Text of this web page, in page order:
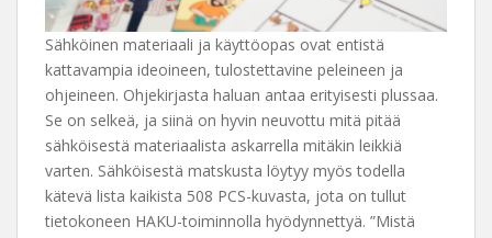
Sähköinen materiaali ja käyttöopas ovat entistä
kattavampia ideoineen, tulostettavine peleineen ja
ohjeineen. Ohjekirjasta haluan antaa erityisesti plussaa.
Se on selkeä, ja siinä on hyvin neuvottu mitä pitää
sähköisestä materiaalista askarrella mitäkin leikkiä
varten. Sähköisestä matskusta löytyy myös todella
kätevä lista kaikista 508 PCS-kuvasta, jota on tullut
tietokoneen HAKU-toiminnolla hyödynnettyä. ”Mistä